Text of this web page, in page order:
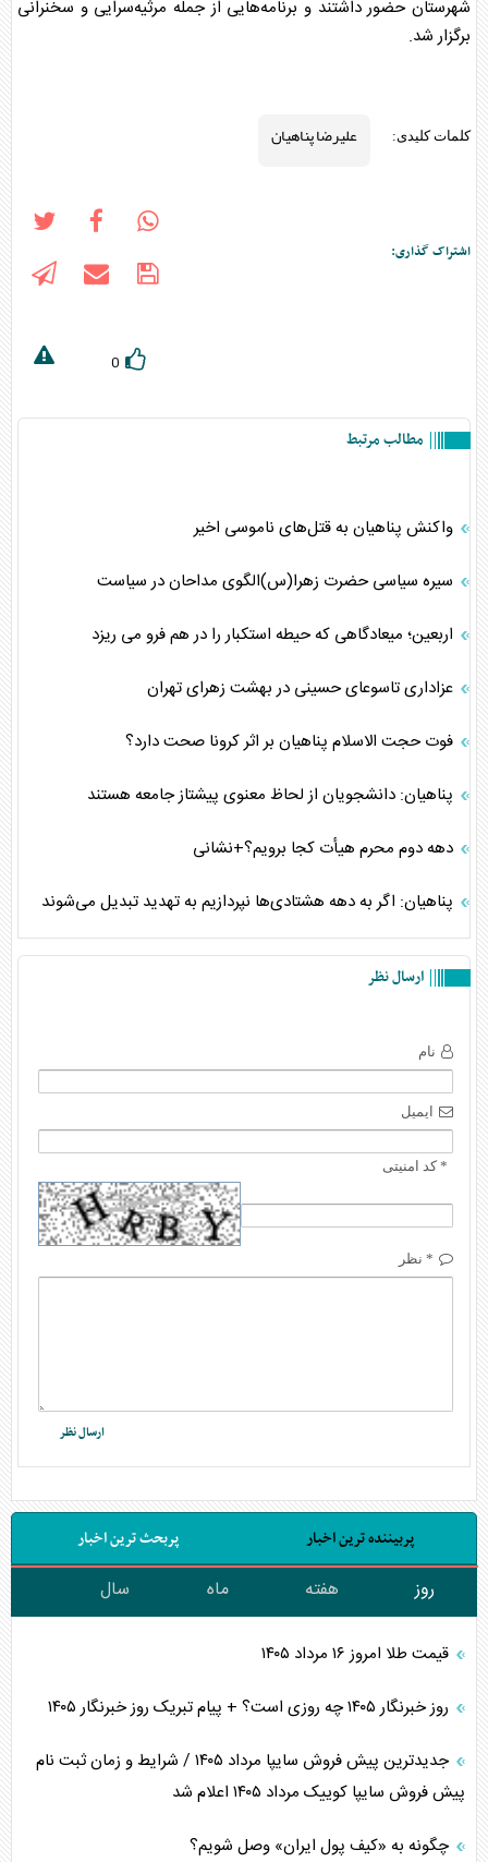
شهرستان حضور داشتند و برنامه‌هایی از جمله مرثیه‌سرایی و سخنرانی
برگزار شد.
کلمات کلیدی: علیرضا پناهیان
اشتراک گذاری:
0
مطالب مرتبط
واکنش پناهیان به قتل‌های ناموسی اخیر
سیره سیاسی حضرت زهرا(س)الگوی مداحان در سیاست
اربعین؛ میعادگاهی که حیطه استکبار را در هم فرو می ریزد
عزاداری تاسوعای حسینی در بهشت زهرای تهران
فوت حجت الاسلام پناهیان بر اثر کرونا صحت دارد؟
پناهیان: دانشجویان از لحاظ معنوی پیشتاز جامعه هستند
دهه دوم محرم هیأت کجا برویم؟+نشانی
پناهیان: اگر به دهه هشتادی‌ها نپردازیم به تهدید تبدیل می‌شوند
ارسال نظر
نام
ایمیل
* کد امنیتی
* نظر
پربیننده ترین اخبار پربحث ترین اخبار
روز هفته ماه سال
قیمت طلا امروز ۱۶ مرداد ۱۴۰۵
روز خبرنگار ۱۴۰۵ چه روزی است؟ + پیام تبریک روز خبرنگار ۱۴۰۵
جدیدترین پیش فروش سایپا مرداد ۱۴۰۵ / شرایط و زمان ثبت نام
پیش فروش سایپا کوییک مرداد ۱۴۰۵ اعلام شد
چگونه به «کیف پول ایران» وصل شویم؟